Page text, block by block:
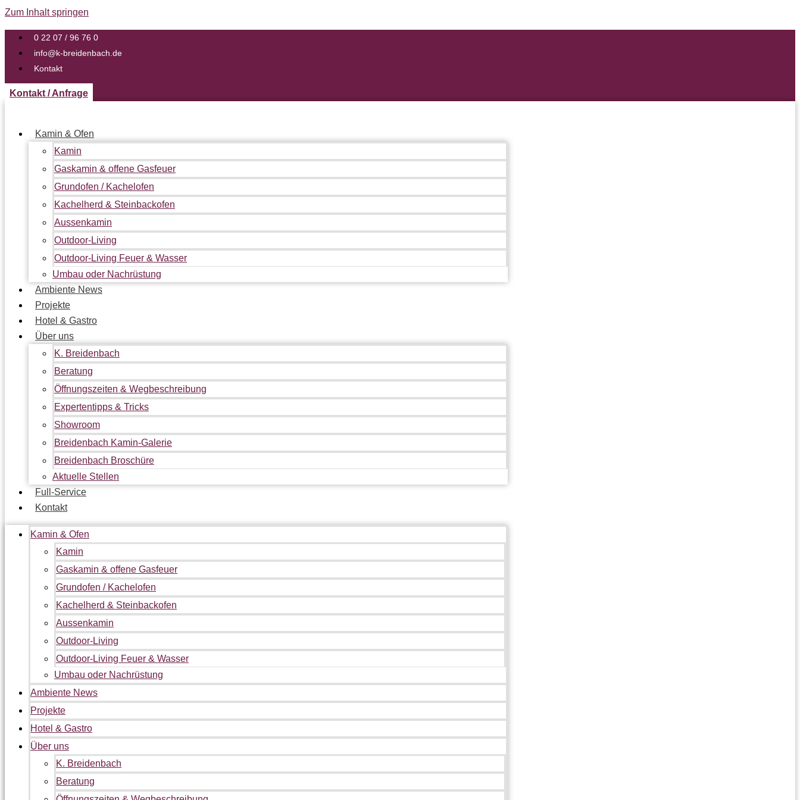
Zum Inhalt springen
0 22 07 / 96 76 0
info@k-breidenbach.de
Kontakt
Kontakt / Anfrage
Kamin & Ofen
Kamin
Gaskamin & offene Gasfeuer
Grundofen / Kachelofen
Kachelherd & Steinbackofen
Aussenkamin
Outdoor-Living
Outdoor-Living Feuer & Wasser
Umbau oder Nachrüstung
Ambiente News
Projekte
Hotel & Gastro
Über uns
K. Breidenbach
Beratung
Öffnungszeiten & Wegbeschreibung
Expertentipps & Tricks
Showroom
Breidenbach Kamin-Galerie
Breidenbach Broschüre
Aktuelle Stellen
Full-Service
Kontakt
Kamin & Ofen
Kamin
Gaskamin & offene Gasfeuer
Grundofen / Kachelofen
Kachelherd & Steinbackofen
Aussenkamin
Outdoor-Living
Outdoor-Living Feuer & Wasser
Umbau oder Nachrüstung
Ambiente News
Projekte
Hotel & Gastro
Über uns
K. Breidenbach
Beratung